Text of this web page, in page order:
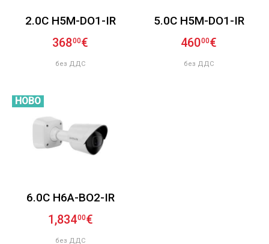
2.0C H5M-DO1-IR
36800€
без ДДС
5.0C H5M-DO1-IR
46000€
без ДДС
6.0C H6A-BO2-IR
1,83400€
без ДДС
НОВО